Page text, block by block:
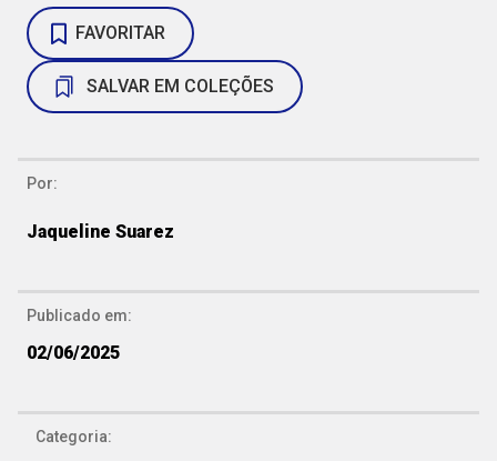
FAVORITAR
SALVAR EM COLEÇÕES
Por:
Jaqueline Suarez
Publicado em:
02/06/2025
Categoria: